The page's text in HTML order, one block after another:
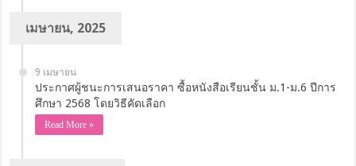
เมษายน, 2025
9 เมษายน
ประกาศผู้ชนะการเสนอราคา ซื้อหนังสือเรียนชั้น ม.1-ม.6 ปีการ
ศึกษา 2568 โดยวิธีคัดเลือก
Read More »